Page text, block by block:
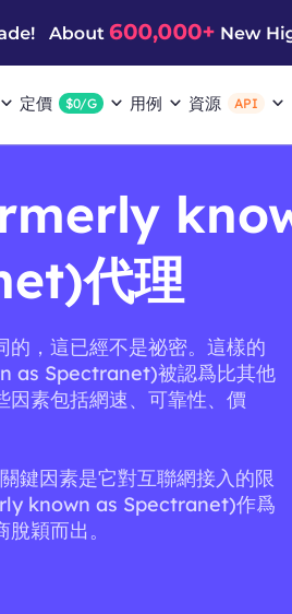
定價 $0/G 用例 資源 API
代理
的，這已經不是祕密。這樣的
as Spectranet)被認爲比其他
因素包括網速、可靠性、價
鍵因素是它對互聯網接入的限
known as Spectranet)作爲
穎而出。